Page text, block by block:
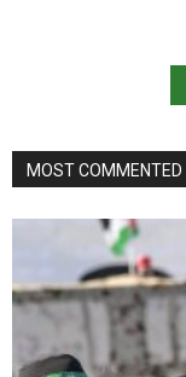
MOST COMMENTED